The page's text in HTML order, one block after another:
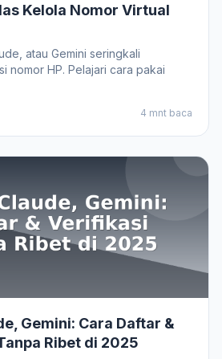
Kelola Nomor Virtual
atau Gemini seringkali
nomor HP. Pelajari cara pakai
4 mnt baca
Gemini: Cara Daftar &
Ribet di 2025